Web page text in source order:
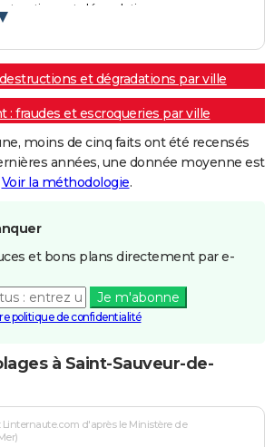
et dégradations
et dégradations par ville
: fraudes et escroqueries par ville
moins de cinq faits ont été recensés
années, une donnée moyenne est
Voir la méthodologie.
et bons plans directement par e-
Je m'abonne
politique de confidentialité
à Saint-Sauveur-de-
Linternaute.com d'après le Ministère de